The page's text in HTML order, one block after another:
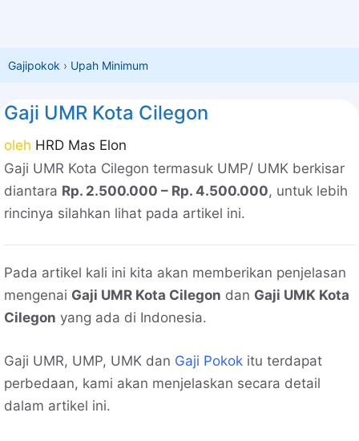
Gajipokok › Upah Minimum
Gaji UMR Kota Cilegon
oleh HRD Mas Elon
Gaji UMR Kota Cilegon termasuk UMP/ UMK berkisar
diantara Rp. 2.500.000 – Rp. 4.500.000, untuk lebih
rincinya silahkan lihat pada artikel ini.
Pada artikel kali ini kita akan memberikan penjelasan
mengenai Gaji UMR Kota Cilegon dan Gaji UMK Kota
Cilegon yang ada di Indonesia.
Gaji UMR, UMP, UMK dan Gaji Pokok itu terdapat
perbedaan, kami akan menjelaskan secara detail
dalam artikel ini.